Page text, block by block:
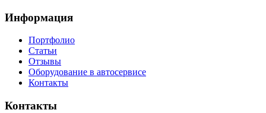
Информация
Портфолио
Статьи
Отзывы
Оборудование в автосервисе
Контакты
Контакты